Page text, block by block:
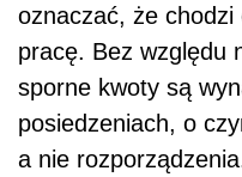
oznaczać, że
pracę. Bez względu
sporne kwoty są
posiedzeniach, o
a nie